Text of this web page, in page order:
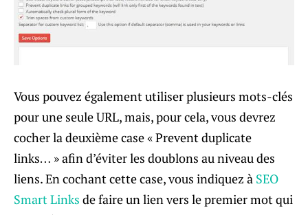
Vous pouvez également utiliser plusieurs mots-clés
pour une seule URL, mais, pour cela, vous devrez
cocher la deuxième case « Prevent duplicate
links… » afin d’éviter les doublons au niveau des
liens. En cochant cette case, vous indiquez à SEO
Smart Links de faire un lien vers le premier mot qui